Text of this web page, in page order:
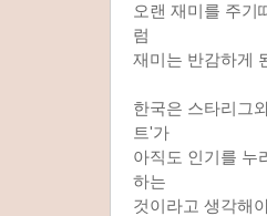
오랜 재미를 주기
럼
재미는 반감하게
한국은 스타리그
트'가
아직도 인기를 누
하는
것이라고 생각해